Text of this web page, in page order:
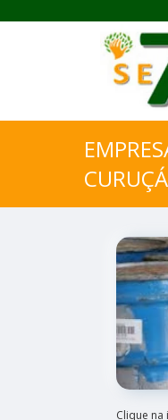
CURUÇÁ
Clique